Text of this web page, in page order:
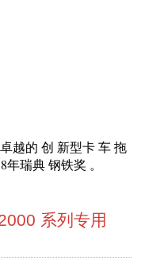
越的 创 新型卡 车 拖
瑞典 钢铁奖 。
系列专用